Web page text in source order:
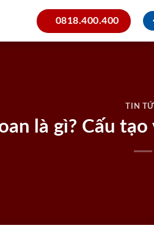
0818.400.400
TIN
là gì? Cấu